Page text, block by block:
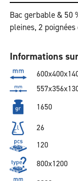
Bac gerbable & 50
pleines, 2
Informations
1650
26
120
800x1200